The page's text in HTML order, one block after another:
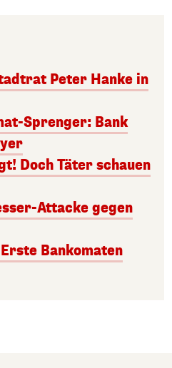
Peter Hanke in
Sprenger: Bank
Doch Täter schauen
Attacke gegen
Bankomaten